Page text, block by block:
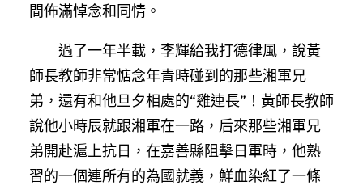
間佈滿悼念和同情。
過了一年半載，李輝給我打德律風，說黃
師長教師非常惦念年青時碰到的那些湘軍兄
弟，還有和他旦夕相處的“雞連長”！黃師長教師
說他小時辰就跟湘軍在一路，后來那些湘軍兄
弟開赴滬上抗日，在嘉善縣阻擊日軍時，他熟
習的一個連所有的為國就義，鮮血染紅了一條